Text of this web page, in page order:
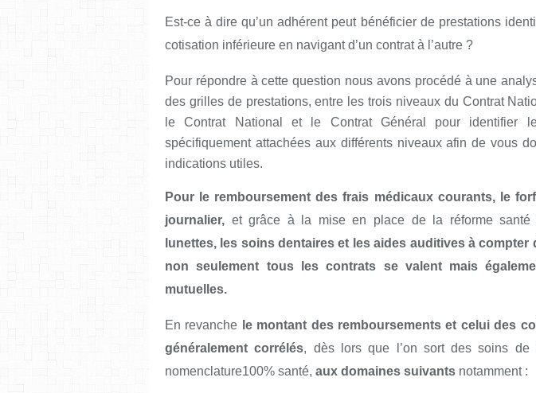
Est-ce à dire qu’un adhérent peut bénéficier de prestations
cotisation inférieure en navigant d’un contrat à l’autre ?
Pour répondre à cette question nous avons procédé à une
des grilles de prestations, entre les trois niveaux du Contrat
le Contrat National et le Contrat Général pour identifier
spécifiquement attachées aux différents niveaux afin de vous
indications utiles.
Pour le remboursement des frais médicaux courants, le
journalier, et grâce à la mise en place de la réforme santé
lunettes, les soins dentaires et les aides auditives à compter
non seulement tous les contrats se valent mais
mutuelles.
En revanche le montant des remboursements et celui des
généralement corrélés, dès lors que l’on sort des soins
nomenclature100% santé, aux domaines suivants notamment :